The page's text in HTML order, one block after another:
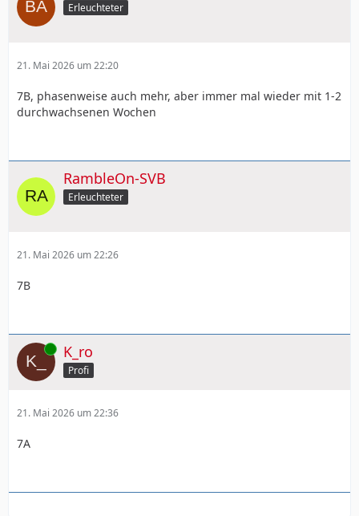
Erleuchteter
21. Mai 2026 um 22:20
7B, phasenweise auch mehr, aber immer mal wieder mit 1-2
durchwachsenen Wochen
RambleOn-SVB
Erleuchteter
21. Mai 2026 um 22:26
7B
Online K_ro
Profi
21. Mai 2026 um 22:36
7A